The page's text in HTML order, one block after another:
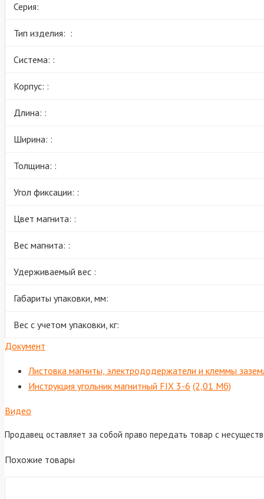
Серия:
Тип изделия: :
Система: :
Корпус: :
Длина: :
Ширина: :
Толщина: :
Угол фиксации: :
Цвет магнита: :
Вес магнита: :
Удерживаемый вес :
Габариты упаковки, мм:
Вес с учетом упаковки, кг:
Документ
Листовка магниты, электрододержатели и клеммы
Инструкция угольник магнитный FIX 3-6 (2,01 Мб)
Видео
Продавец оставляет за собой право передать товар с
Похожие товары